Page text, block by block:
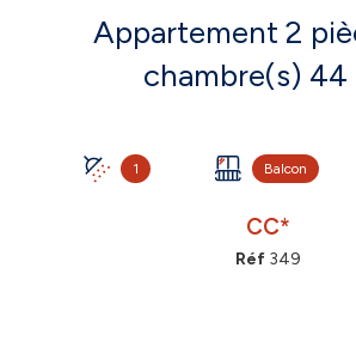
Appartement 2 pièce(s) 1
1 Balcon
CC*
Réf 349